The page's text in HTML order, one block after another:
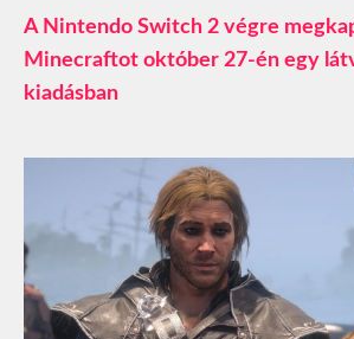
A Nintendo Switch 2 végre
Minecraftot október 27-én egy
kiadásban